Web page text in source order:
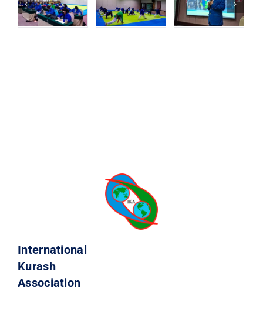
International
Kurash
Association